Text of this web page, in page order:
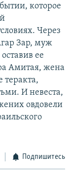
которое
Через
Зар, муж
ее
Амитая, жена
теракта,
И невеста,
овдовели
Подпишитесь